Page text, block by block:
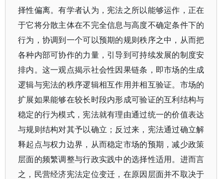
择性偏离。有学者认为，宪法之所以能够运作，正在
于它将分散主体在不完全信息与高度不确定条件下的
行为，协调到一个可以预期的规则秩序之中，从而把
各种内部可协作的力量，引导到可持续发展的制度安
排内。这一观点揭示社会性因果链条，即市场的生成
逻辑与宪法的秩序逻辑相互作用并相互验证。市场的
扩展如果能够在较长时段内形成可验证的互利结构与
稳定的行为模式，宪法就有理由通过统一的价值表达
与规则结构对其予以确立；反过来，宪法通过确立解
释起点与权力边界，从而稳定市场的预期，减少政策
层面的频繁调整与行政实践中的选择性适用。进而言
之，民营经济宪法定位变迁，在原因层面并不取决于